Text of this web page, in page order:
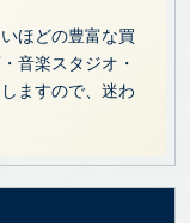
ほどの豊富な買
音楽スタジオ・
ますので、迷わ